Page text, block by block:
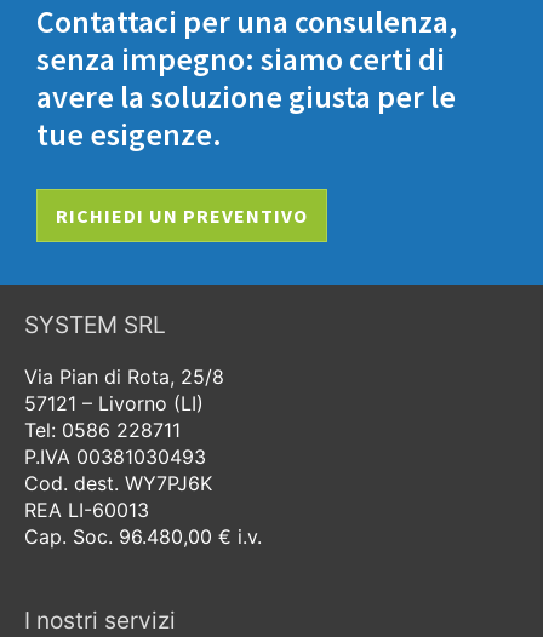
Contattaci per una consulenza,
senza impegno: siamo certi di
avere la soluzione giusta per le
tue esigenze.
RICHIEDI UN PREVENTIVO
SYSTEM SRL
Via Pian di Rota, 25/8
57121 – Livorno (LI)
Tel: 0586 228711
P.IVA 00381030493
Cod. dest. WY7PJ6K
REA LI-60013
Cap. Soc. 96.480,00 € i.v.
I nostri servizi